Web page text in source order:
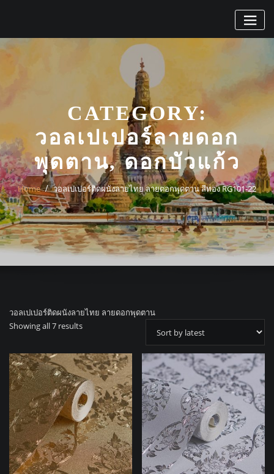
CATEGORY:
วอลเปเปอร์ลายดอก
พุดตาน, ดอกบัวแก้ว
Home วอลเปเปอร์ติดผนังลายไทย ลายดอกพุดตาน สีทอง RG101-22
วอลเปเปอร์ติดผนังลายไทย ลายดอกพุดตาน
Showing all 7 resultsSorted
latest